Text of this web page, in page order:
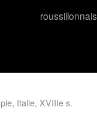
roussillonnais
Italie, XVIIIe s.